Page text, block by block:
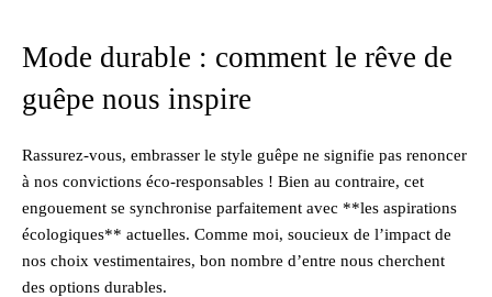
Mode durable : comment le rêve de
guêpe nous inspire
Rassurez-vous, embrasser le style guêpe ne signifie pas renoncer
à nos convictions éco-responsables ! Bien au contraire, cet
engouement se synchronise parfaitement avec **les aspirations
écologiques** actuelles. Comme moi, soucieux de l’impact de
nos choix vestimentaires, bon nombre d’entre nous cherchent
des options durables.